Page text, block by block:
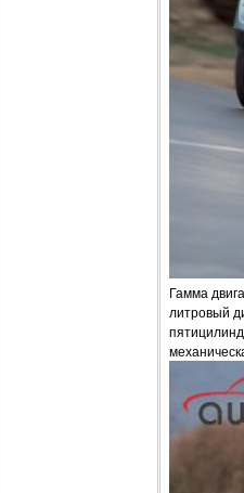
Гамма
литровый